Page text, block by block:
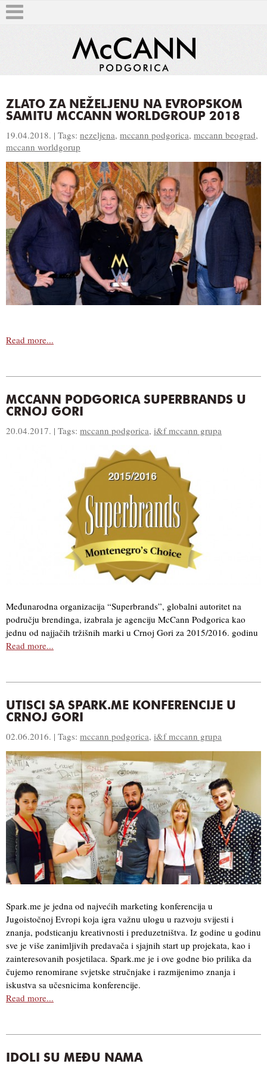
ZLATO ZA NEŽELJENU NA EVROPSKOM
SAMITU MCCANN WORLDGROUP 2018
19.04.2018. | Tags: nezeljena, mccann podgorica, mccann beograd,
mccann worldgorup
Read more...
MCCANN PODGORICA SUPERBRANDS U
CRNOJ GORI
20.04.2017. | Tags: mccann podgorica, i&f mccann grupa
Međunarodna organizacija “Superbrands”, globalni autoritet na
području brendinga, izabrala je agenciju McCann Podgorica kao
jednu od najjačih tržišnih marki u Crnoj Gori za 2015/2016. godinu
Read more...
UTISCI SA SPARK.ME KONFERENCIJE U
CRNOJ GORI
02.06.2016. | Tags: mccann podgorica, i&f mccann grupa
Spark.me je jedna od najvećih marketing konferencija u
Jugoistočnoj Evropi koja igra važnu ulogu u razvoju svijesti i
znanja, podsticanju kreativnosti i preduzetništva. Iz godine u godinu
sve je više zanimljivih predavača i sjajnih start up projekata, kao i
zainteresovanih posjetilaca. Spark.me je i ove godne bio prilika da
čujemo renomirane svjetske stručnjake i razmijenimo znanja i
iskustva sa učesnicima konferencije.
Read more...
IDOLI SU MEĐU NAMA